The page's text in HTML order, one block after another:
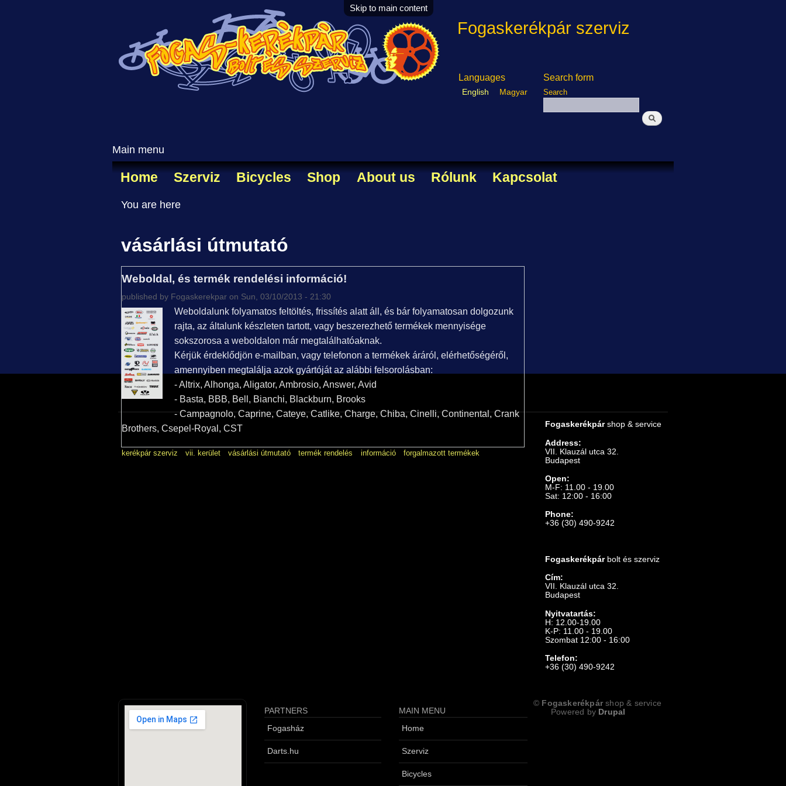
Skip to main content
Fogaskerékpár szerviz
Languages
English Magyar
Search form
Search
Main menu
Home Szerviz Bicycles Shop About us Rólunk Kapcsolat
You are here
vásárlási útmutató
Weboldal, és termék rendelési információ!
published by Fogaskerekpar on Sun, 03/10/2013 - 21:30
Weboldalunk folyamatos feltöltés, frissítés alatt áll, és bár folyamatosan dolgozunk
rajta, az általunk készleten tartott, vagy beszerezhető termékek mennyisége
sokszorosa a weboldalon már megtalálhatóaknak.
Kérjük érdeklődjön e-mailban, vagy telefonon a termékek áráról, elérhetőségéről,
amennyiben megtalálja azok gyártóját az alábbi felsorolásban:
- Altrix, Alhonga, Aligator, Ambrosio, Answer, Avid
- Basta, BBB, Bell, Bianchi, Blackburn, Brooks
- Campagnolo, Caprine, Cateye, Catlike, Charge, Chiba, Cinelli, Continental, Crank
Brothers, Csepel-Royal, CST
kerékpár szerviz vii. kerület vásárlási útmutató termék rendelés információ forgalmazott termékek
Fogaskerékpárshop & service
Address:
VII. Klauzál utca 32.
Budapest
Open:
M-F: 11.00 - 19.00
Sat: 12:00 - 16:00
Phone:
+36 (30) 490-9242
Fogaskerékpárbolt és szerviz
Cím:
VII. Klauzál utca 32.
Budapest
Nyitvatartás:
H: 12.00-19.00
K-P: 11.00 - 19.00
Szombat 12:00 - 16:00
Telefon:
+36 (30) 490-9242
PARTNERS
Fogasház
Darts.hu
MAIN MENU
Home
Szerviz
Bicycles
© Fogaskerékpár shop & service
Powered by Drupal